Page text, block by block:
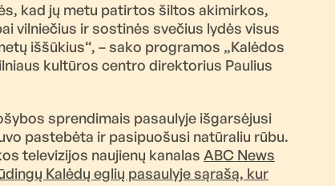
kad jų metu patirtos šiltos akimirkos,
vilniečius ir sostinės svečius lydės visus
iššūkius“, – sako programos „Kalėdos
kultūros centro direktorius Paulius
sprendimais pasaulyje išgarsėjusi
pastebėta ir pasipuošusi natūraliu rūbu.
televizijos naujienų kanalas ABC News
Kalėdų eglių pasaulyje sąrašą, kur